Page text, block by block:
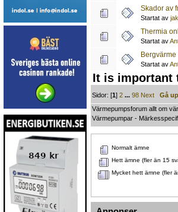
Skador av
Startat av
Thermia
Startat av
Startat av
It is important
Sidor: [1]2 ...98 Next
Gå
Värmepumpsforum allt om
Värmepumpar -
Normalt ämne
Hett ämne (fler än 15
Mycket hett ämne (fler